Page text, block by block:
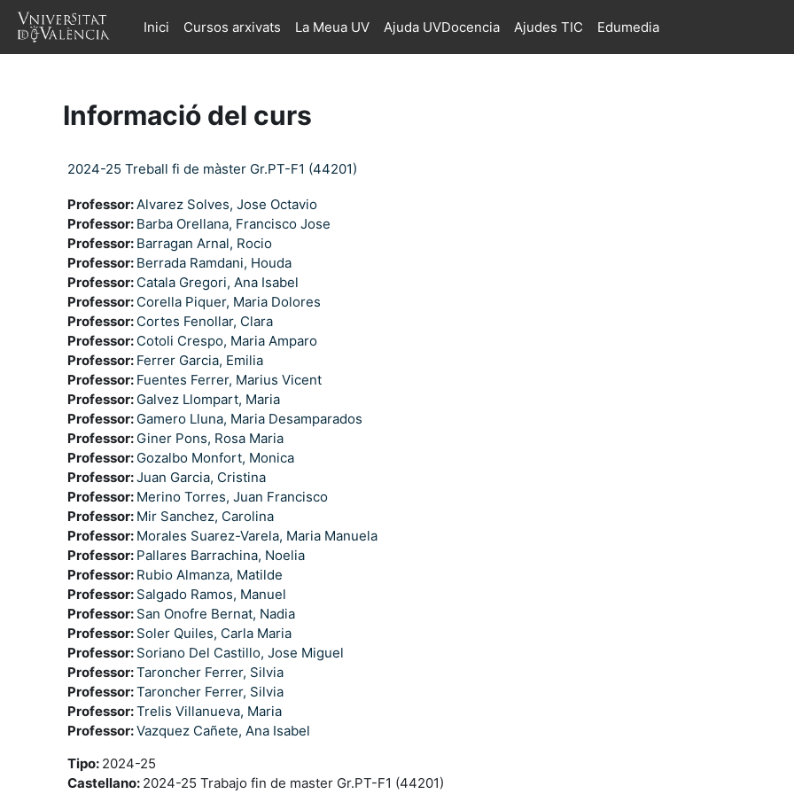
Ves al contingut principal
Inici
Cursos arxivats La Meua UV Ajuda UVDocencia Ajudes TIC Edumedia
Informació del curs
2024-25 Treball fi de màster Gr.PT-F1 (44201)
Professor:Alvarez Solves, Jose Octavio
Professor: Barba Orellana, Francisco Jose
Professor: Barragan Arnal, Rocio
Professor: Berrada Ramdani, Houda
Professor: Catala Gregori, Ana Isabel
Professor: Corella Piquer, Maria Dolores
Professor: Cortes Fenollar, Clara
Professor: Cotoli Crespo, Maria Amparo
Professor: Ferrer Garcia, Emilia
Professor: Fuentes Ferrer, Marius Vicent
Professor: Galvez Llompart, Maria
Professor: Gamero Lluna, Maria Desamparados
Professor: Giner Pons, Rosa Maria
Professor: Gozalbo Monfort, Monica
Professor:Juan Garcia, Cristina
Professor: Merino Torres, Juan Francisco
Professor: Mir Sanchez, Carolina
Professor: Morales Suarez-Varela, Maria Manuela
Professor: Pallares Barrachina, Noelia
Professor: Rubio Almanza, Matilde
Professor: Salgado Ramos, Manuel
Professor: San Onofre Bernat, Nadia
Professor: Soler Quiles, Carla Maria
Professor: Soriano Del Castillo, Jose Miguel
Professor:Taroncher Ferrer, Silvia
Professor:Taroncher Ferrer, Silvia
Professor:Trelis Villanueva, Maria
Professor:Vazquez Cañete, Ana Isabel
Tipo: 2024-25
Castellano: 2024-25 Trabajo fin de master Gr.PT-F1 (44201)